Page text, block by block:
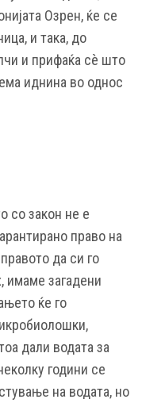
Озрен, ќе се
и така, до
и прифаќа сè што
иднина во однос
со закон не е
право на
да си го
имаме загадени
ќе го
дали водата за
години се
на водата, но